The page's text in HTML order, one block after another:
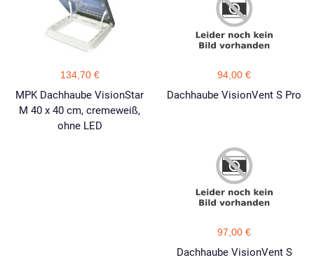
134,70 €
MPK Dachhaube VisionStar
M 40 x 40 cm, cremeweiß,
ohne LED
94,00 €
Dachhaube VisionVent S Pro
97,00 €
Dachhaube VisionVent S